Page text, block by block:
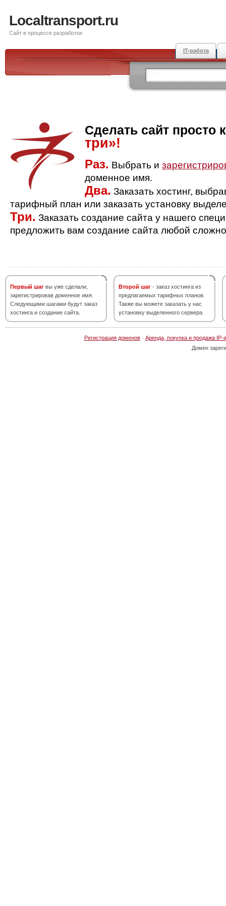
Localtransport.ru
Сайт в процессе разработки
IT-работа
Сделать сайт просто
три»!
Раз. Выбрать и
доменное имя.
Два. Заказать хостинг,
тарифный план или заказать установку
Три. Заказать создание сайта у нашего
предложить вам создание сайта любой
Первый шаг вы уже сделали,
зарегистрировав доменное имя.
Следующими шагами будут заказ
хостинга и создание сайта.
Второй шаг - заказ хостинга из
предлагаемых тарифных планов.
Также вы можете заказать у нас
установку выделенного сервера.
Регистрация доменов· Аренда, покупка и продажа IP-
Домен